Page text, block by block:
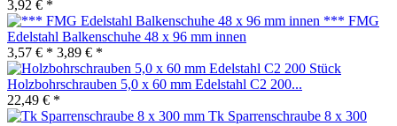
3,92 € *
*** FMG
Edelstahl Balkenschuhe 48 x 96 mm innen
3,57 € * 3,89 € *
Holzbohrschrauben 5,0 x 60 mm Edelstahl C2 200...
22,49 € *
Tk Sparrenschraube 8 x 300